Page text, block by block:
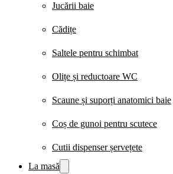
Jucării baie
Cădițe
Saltele pentru schimbat
Olițe și reductoare WC
Scaune și suporți anatomici baie
Coș de gunoi pentru scutece
Cutii dispenser șervețete
La masă